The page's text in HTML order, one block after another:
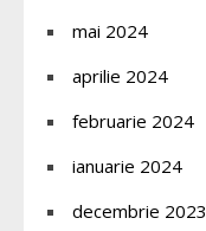
mai 2024
aprilie 2024
februarie 2024
ianuarie 2024
decembrie 2023